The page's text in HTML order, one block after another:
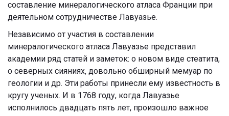
составление минералогического атласа Франции при
деятельном сотрудничестве Лавуазье.
Независимо от участия в составлении
минералогического атласа Лавуазье представил
академии ряд статей и заметок: о новом виде стеатита,
о северных сияниях, довольно обширный мемуар по
геологии и др. Эти работы принесли ему известность в
кругу ученых. И в 1768 году, когда Лавуазье
исполнилось двадцать пять лет, произошло важное